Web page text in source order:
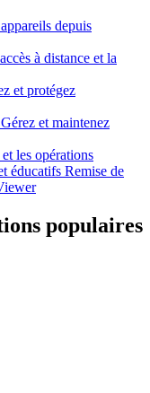
depuis
à distance et la
et protégez
Gérez et maintenez
les opérations
éducatifs Remise de
populaires